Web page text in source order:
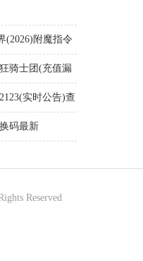
(2026)附魔指令
骑士团(充值漏
实时公告)查
码最新
Reserved